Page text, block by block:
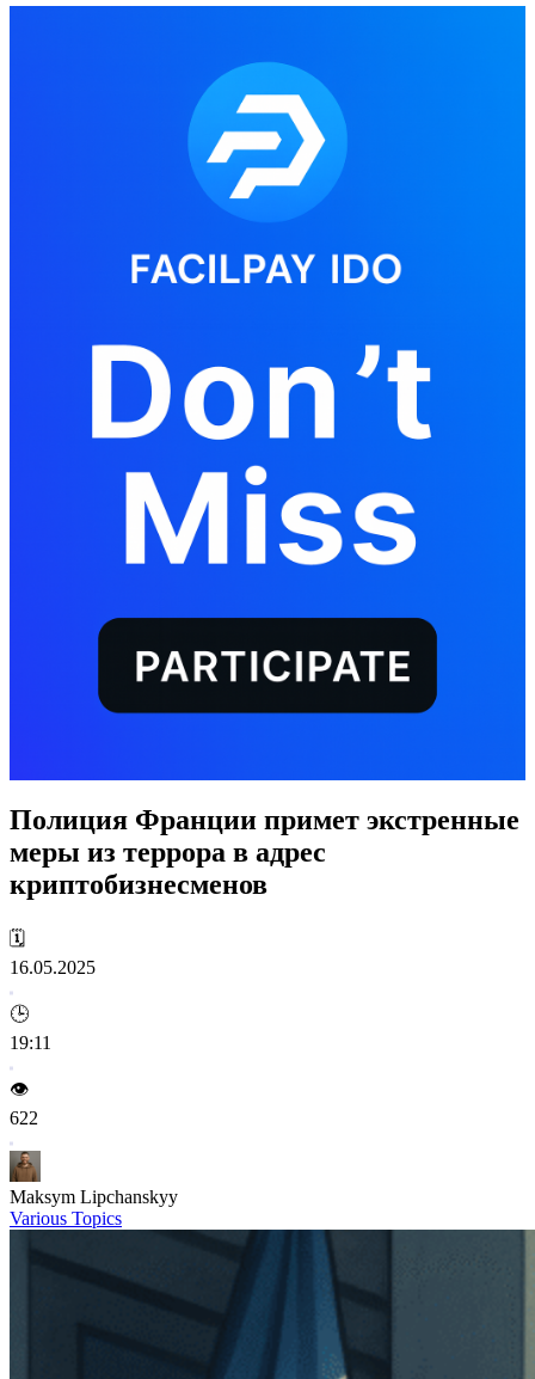
Полиция Франции примет экстренные
меры из террора в адрес
криптобизнесменов
🗓️
16.05.2025
🕒
19:11
👁️
622
Maksym Lipchanskyy
Various Topics